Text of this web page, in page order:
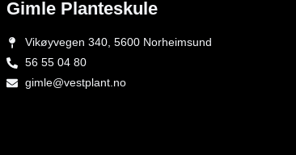
Gimle Planteskule
Vikøyvegen 340, 5600 Norheimsund
56 55 04 80
gimle@vestplant.no